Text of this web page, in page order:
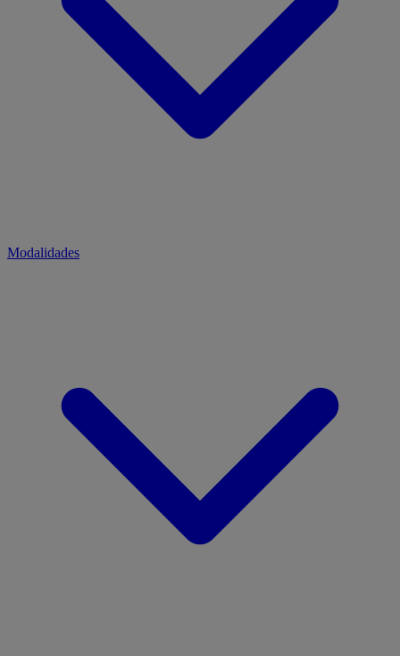
Modalidades